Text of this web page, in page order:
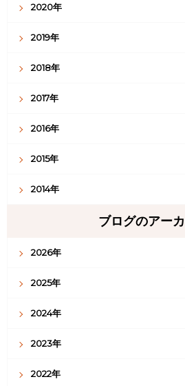
2020年
2019年
2018年
2017年
2016年
2015年
2014年
ブログのアー
2026年
2025年
2024年
2023年
2022年